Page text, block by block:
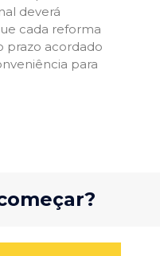
deverá
cada reforma
prazo acordado
para